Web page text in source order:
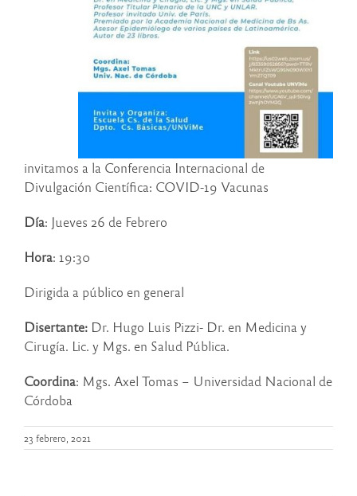
invitamos a la Conferencia Internacional de
Divulgación Científica: COVID-19 Vacunas
Día: Jueves 26 de Febrero
Hora: 19:30
Dirigida a público en general
Disertante: Dr. Hugo Luis Pizzi- Dr. en Medicina y
Cirugía. Lic. y Mgs. en Salud Pública.
Coordina: Mgs. Axel Tomas – Universidad Nacional de
Córdoba
23 febrero, 2021